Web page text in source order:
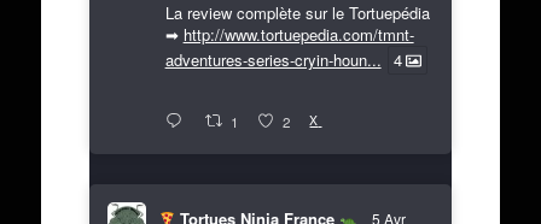
La review complète sur le Tortuepédia
➡ http://www.tortuepedia.com/tmnt-
adventures-series-cryin-houn... 4
1 2 X
Tortues Ninja France 5 Avr